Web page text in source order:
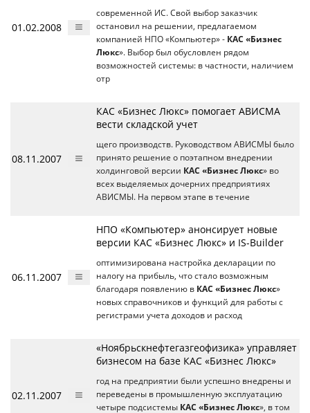
01.02.2008
современной ИС. Свой выбор заказчик
остановил на решении, предлагаемом
компанией НПО «Компьютер» - КАС «Бизнес
Люкс». Выбор был обусловлен рядом
возможностей системы: в частности, наличием
отр
08.11.2007
КАС «Бизнес Люкс» помогает АВИСМА
вести складской учет
щего производств. Руководством АВИСМЫ было
принято решение о поэтапном внедрении
холдинговой версии КАС «Бизнес Люкс» во
всех выделяемых дочерних предприятиях
АВИСМЫ. На первом этапе в течение
06.11.2007
НПО «Компьютер» анонсирует новые
версии КАС «Бизнес Люкс» и IS-Builder
оптимизирована настройка декларации по
налогу на прибыль, что стало возможным
благодаря появлению в КАС «Бизнес Люкс»
новых справочников и функций для работы с
регистрами учета доходов и расход
02.11.2007
«Ноябрьскнефтегазгеофизика» управляет
бизнесом на базе КАС «Бизнес Люкс»
год на предприятии были успешно внедрены и
переведены в промышленную эксплуатацию
четыре подсистемы КАС «Бизнес Люкс», в том